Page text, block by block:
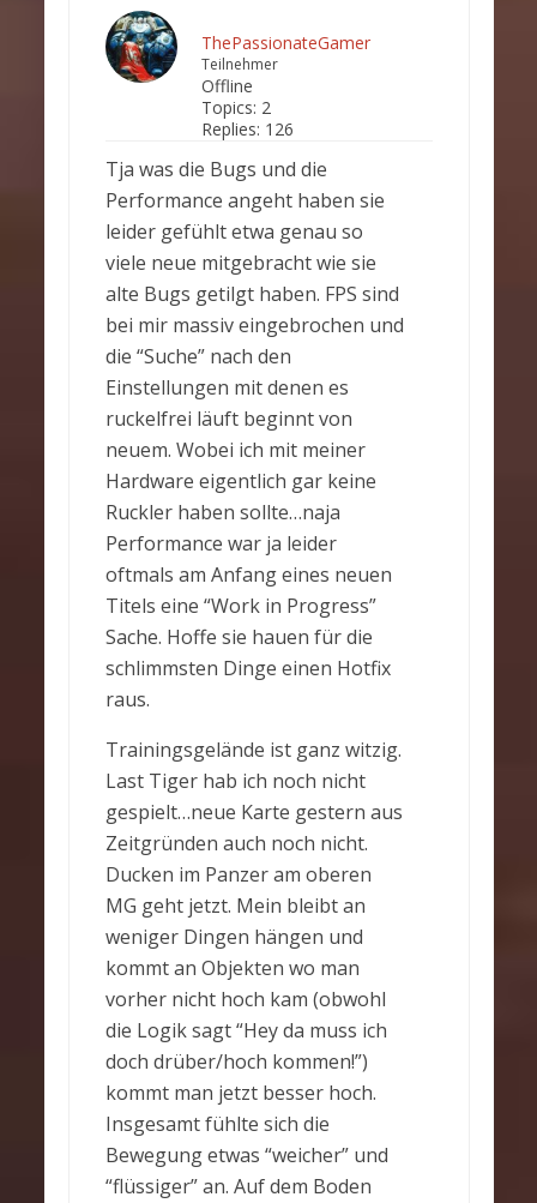
ThePassionateGamer
Teilnehmer
Offline
Topics: 2
Replies: 126
Tja was die Bugs und die
Performance angeht haben sie
leider gefühlt etwa genau so
viele neue mitgebracht wie sie
alte Bugs getilgt haben. FPS sind
bei mir massiv eingebrochen und
die “Suche” nach den
Einstellungen mit denen es
ruckelfrei läuft beginnt von
neuem. Wobei ich mit meiner
Hardware eigentlich gar keine
Ruckler haben sollte…naja
Performance war ja leider
oftmals am Anfang eines neuen
Titels eine “Work in Progress”
Sache. Hoffe sie hauen für die
schlimmsten Dinge einen Hotfix
raus.
Trainingsgelände ist ganz witzig.
Last Tiger hab ich noch nicht
gespielt…neue Karte gestern aus
Zeitgründen auch noch nicht.
Ducken im Panzer am oberen
MG geht jetzt. Mein bleibt an
weniger Dingen hängen und
kommt an Objekten wo man
vorher nicht hoch kam (obwohl
die Logik sagt “Hey da muss ich
doch drüber/hoch kommen!”)
kommt man jetzt besser hoch.
Insgesamt fühlte sich die
Bewegung etwas “weicher” und
“flüssiger” an. Auf dem Boden